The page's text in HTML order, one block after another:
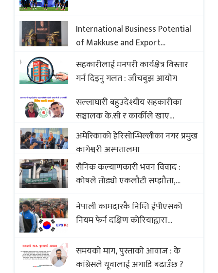
International Business Potential
of Makkuse and Export
Opportunities of Nepali Sweets
with Global Comparison to
Baklava
सहकारीलाई मनपरी कार्यक्षेत्र विस्तार
गर्न दिइनु गलत : जाँचबुझ आयोग
सल्लाघारी बहुउदेश्यीय सहकारीका
सञ्चालक के.सी र कार्कीले खाए
सदस्यको करोडौं बचत
अमेरिकाको हेरिसोन्भिल्लीका नगर प्रमुख
कागेश्वरी अस्पतालमा
सैनिक कल्याणकारी भवन विवाद :
कोषले तोड्यो एकलौटी सम्झौता,
(भिडियो)
नेपाली कामदारकै निम्ति ईपीएसको
नियम फेर्न दक्षिण कोरियाद्वारा
समयको माग, पुस्ताको आवाज : के
कांग्रेसले यूवालाई अगाडि बढाउँछ ?